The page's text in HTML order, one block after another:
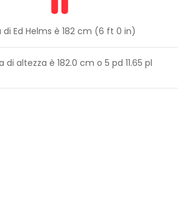
di Ed Helms è 182 cm (6 ft 0 in)
di altezza è 182.0 cm o 5 pd 11.65 pl